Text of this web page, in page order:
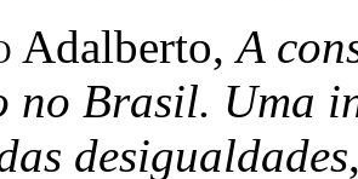
Adalberto,A
no Brasil. Uma
desigualdades